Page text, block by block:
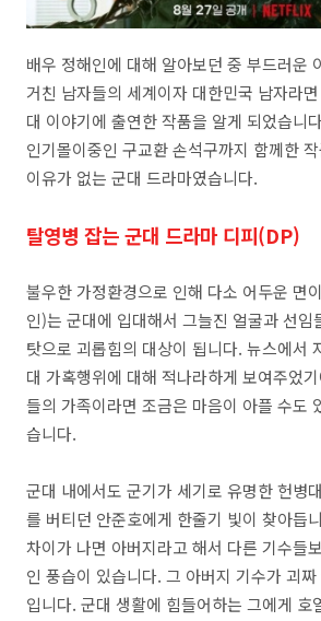
배우 정해인에 대해 알아보던 중 부드러운
거친 남자들의 세계이자 대한민국 남자라
대 이야기에 출연한 작품을 알게 되었습니
인기몰이중인 구교환 손석구까지 함께한
이유가 없는 군대 드라마였습니다.
탈영병 잡는 군대 드라마 디피(DP)
불우한 가정환경으로 인해 다소 어두운 면
인)는 군대에 입대해서 그늘진 얼굴과 선임
탓으로 괴롭힘의 대상이 됩니다. 뉴스에서
대 가혹행위에 대해 적나라하게 보여주었
들의 가족이라면 조금은 마음이 아플 수도
습니다.
군대 내에서도 군기가 세기로 유명한 헌병
를 버티던 안준호에게 한줄기 빛이 찾아듭
차이가 나면 아버지라고 해서 다른 기수들
인 풍습이 있습니다. 그 아버지 기수가 괴
입니다. 군대 생활에 힘들어하는 그에게 호